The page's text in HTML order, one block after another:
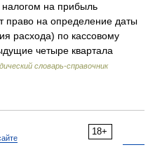
на прибыль
право на определение даты
расхода) по кассовому
четыре квартала
словарь-справочник
18+